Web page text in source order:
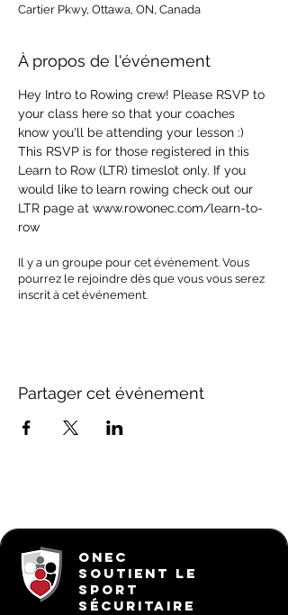
Cartier Pkwy, Ottawa, ON, Canada
À propos de l'événement
Hey Intro to Rowing crew! Please RSVP to
your class here so that your coaches
know you'll be attending your lesson :)
This RSVP is for those registered in this
Learn to Row (LTR) timeslot only. If you
would like to learn rowing check out our
LTR page at www.rowonec.com/learn-to-
row
Il y a un groupe pour cet événement. Vous
pourrez le rejoindre dès que vous vous serez
inscrit à cet événement.
Partager cet événement
ONEC
SOUTIENT LE
SPORT
SÉCURITAIRE